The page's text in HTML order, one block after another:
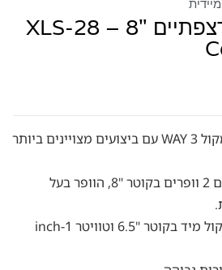
זוג רמקולים רצפתיים "8 – XLS-28
XLS-28 הוא רמקול 3 WAY עם ביצועים מצויינים ביותר
הרמקול מגיע עם 2 וופרים בקוטר "8, הוופר בעל
ה-XLS כולל רמקול מיד בקוטר "6.5 וטוויטר 1-inch